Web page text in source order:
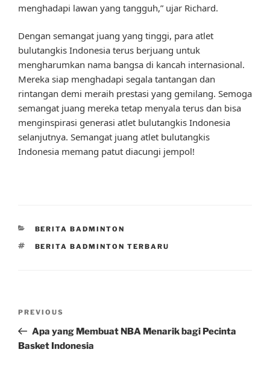
menghadapi lawan yang tangguh,” ujar Richard.
Dengan semangat juang yang tinggi, para atlet
bulutangkis Indonesia terus berjuang untuk
mengharumkan nama bangsa di kancah internasional.
Mereka siap menghadapi segala tantangan dan
rintangan demi meraih prestasi yang gemilang. Semoga
semangat juang mereka tetap menyala terus dan bisa
menginspirasi generasi atlet bulutangkis Indonesia
selanjutnya. Semangat juang atlet bulutangkis
Indonesia memang patut diacungi jempol!
CATEGORIES
BERITA BADMINTON
TAGS
BERITA BADMINTON TERBARU
Previous
Post
PREVIOUS
Apa yang Membuat NBA Menarik bagi Pecinta
Basket Indonesia